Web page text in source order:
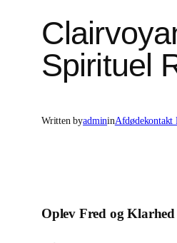
Spirituel
Written byadmininAfdødekontakt
Oplev Fred og